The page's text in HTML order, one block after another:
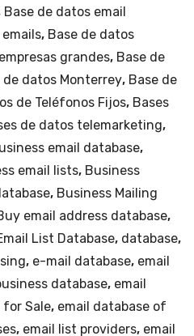
Base de datos email
, Base de datos
grandes, Base de
de datos Monterrey, Base de
de Teléfonos Fijos, Bases
de datos telemarketing,
email database,
email lists, Business
, Business Mailing
email address database,
List Database, database,
, e-mail database, email
database, email
for Sale, email database of
, email list providers, email